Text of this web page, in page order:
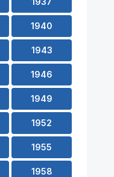
1940
1943
1946
1949
1952
1955
1958